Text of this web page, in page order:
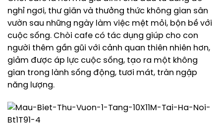
nghỉ ngơi, thư giãn và thưởng thức không gian sân
vườn sau những ngày làm việc mệt mỏi, bộn bề với
cuộc sống. Chòi cafe có tác dụng giúp cho con
người thêm gần gũi với cảnh quan thiên nhiên hơn,
giảm được áp lực cuộc sống, tạo ra một không
gian trong lành sống động, tươi mát, tràn ngập
năng lượng.